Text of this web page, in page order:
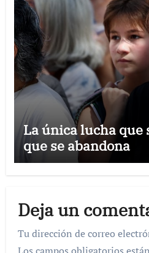
La única lucha que
que se abandona
Deja un
Tu dirección de correo